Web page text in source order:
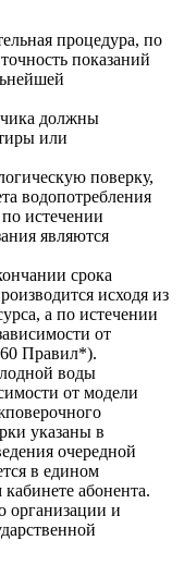
процедура, по
показаний
должны
или
поверку,
водопотребления
истечении
являются
срока
исходя из
а по истечении
от
Правил*).
воды
от модели
указаны в
очередной
в едином
абонента.
организации и